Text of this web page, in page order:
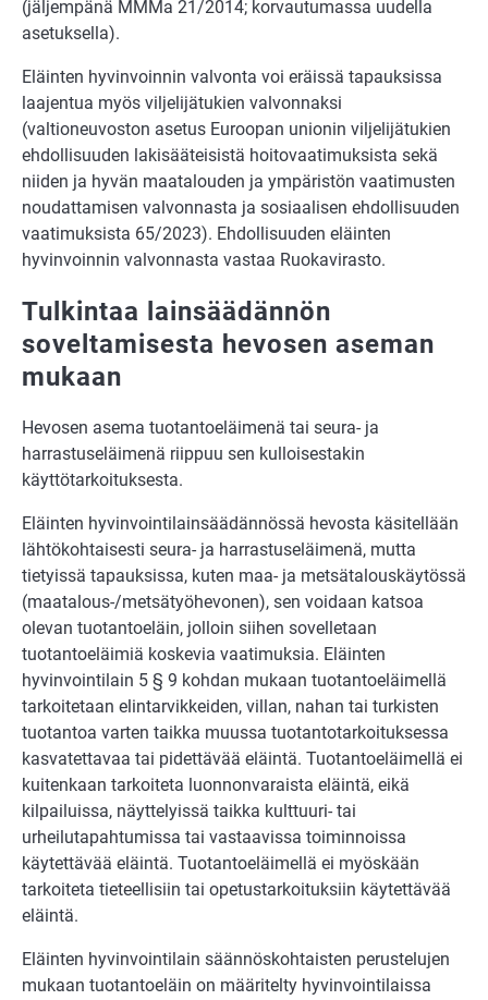
(jäljem­pänä MMMa 21/2014; korvautumassa uudella
asetuksella).
Eläinten hyvinvoinnin valvonta voi eräissä tapauksissa
laajentua myös viljelijätukien valvonnaksi
(valtioneuvoston asetus Euroopan unionin viljelijätukien
ehdollisuuden lakisääteisistä hoitovaatimuksista sekä
niiden ja hyvän maatalouden ja ympäristön vaatimusten
noudattamisen valvonnasta ja sosiaalisen ehdollisuuden
vaatimuksista 65/2023). Ehdollisuuden eläinten
hyvinvoin­nin valvonnasta vastaa Ruokavirasto.
Tulkintaa lainsäädännön
soveltamisesta hevosen aseman
mukaan
Hevosen asema tuotantoeläimenä tai seura- ja
harrastuseläimenä riippuu sen kulloi­sestakin
käyttötarkoituksesta.
Eläinten hyvinvointilainsäädännössä hevosta käsitellään
lähtökohtaisesti seura- ja harrastuseläimenä, mutta
tietyissä tapauksissa, kuten maa- ja metsätalouskäytössä
(maatalous-/metsätyöhevonen), sen voidaan katsoa
olevan tuotantoeläin, jolloin sii­hen sovelletaan
tuotantoeläimiä koskevia vaatimuksia. Eläinten
hyvinvointilain 5 § 9 kohdan mukaan tuotanto­eläimellä
tarkoitetaan elintarvikkeiden, villan, nahan tai tur­kisten
tuotantoa varten taikka muussa tuotantotarkoituksessa
kasvatettavaa tai pi­dettävää eläintä. Tuotan­toeläimellä ei
kuitenkaan tarkoiteta luonnonvaraista eläintä, eikä
kilpailuissa, näytte­lyissä taikka kulttuuri- tai
urheilutapahtumissa tai vastaavissa toiminnoissa
käytettä­vää eläintä. Tuotantoeläimellä ei myöskään
tarkoi­teta tieteelli­siin tai opetustarkoi­tuksiin käytettävää
eläintä.
Eläinten hyvinvointilain säännöskohtaisten perustelujen
mukaan tuotantoeläin on määritelty hyvinvointilaissa